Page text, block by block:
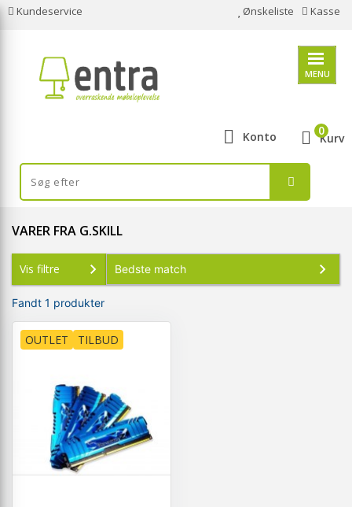
Kundeservice Ønskeliste Kasse
MENU
Konto Kurv
0
VARER FRA G.SKILL
Vis filtre
Fandt 1 produkter
OUTLET TILBUD